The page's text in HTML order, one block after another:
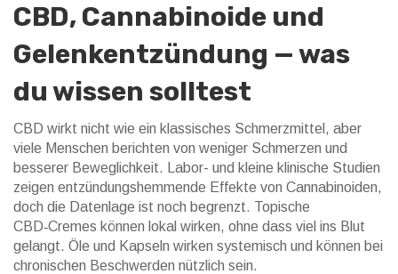
CBD, Cannabinoide und
Gelenkentzündung — was
du wissen solltest
CBD wirkt nicht wie ein klassisches Schmerzmittel, aber
viele Menschen berichten von weniger Schmerzen und
besserer Beweglichkeit. Labor- und kleine klinische Studien
zeigen entzündungshemmende Effekte von Cannabinoiden,
doch die Datenlage ist noch begrenzt. Topische
CBD‑Cremes können lokal wirken, ohne dass viel ins Blut
gelangt. Öle und Kapseln wirken systemisch und können bei
chronischen Beschwerden nützlich sein.